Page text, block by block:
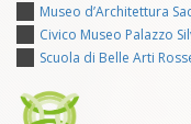
Museo d’Architettura
Civico Museo Palazzo
Scuola di Belle Arti